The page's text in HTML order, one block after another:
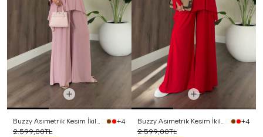
Buzzy Asımetrik Kesim İkili Takım Pembe
+4
2.599,00TL
Buzzy Asımetrik Kesim İkili Takım Kırmızı
+4
2.599,00TL